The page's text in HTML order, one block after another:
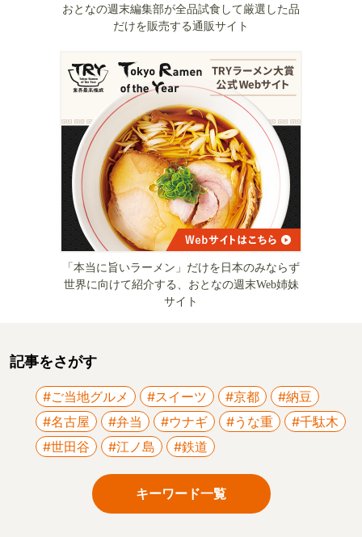
おとなの週末編集部が全品試食して厳選した品
だけを販売する通販サイト
「本当に旨いラーメン」だけを日本のみならず
世界に向けて紹介する、おとなの週末Web姉妹
サイト
記事をさがす
#ご当地グルメ #スイーツ #京都
#納豆
#名古屋
#弁当 #ウナギ #うな重
#千駄木
#世田谷
#江ノ島 #鉄道
キーワード一覧